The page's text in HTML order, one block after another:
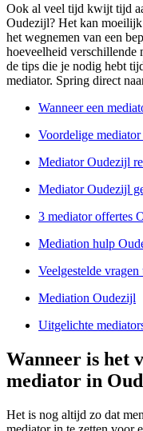
Ook al veel tijd kwijt tijd
Oudezijl? Het kan
het wegnemen van een
hoeveelheid verschillende
de tips die je nodig hebt
mediator. Spring direct
Wanneer een
Voordelige
Mediator Oudezijl
Mediator Oudezijl
3 mediator offertes
Mediation hulp
Veelgestelde
Mediation Oudezijl
Uitgelichte
Wanneer is het
mediator in
Het is nog altijd zo dat